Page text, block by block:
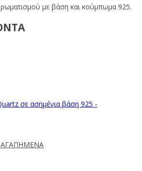
με βάση και κούμπωμα 925.
ΑΓΑΠΗΜΕΝΑ